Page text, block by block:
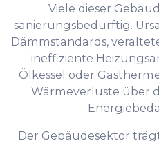
Viele dieser
sanierungsbedürftig.
Dämmstandards,
ineffiziente
Ölkessel oder
Wärmeverluste über
Der Gebäudesektor